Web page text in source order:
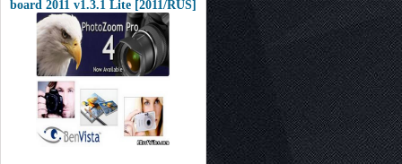
board 2011 v1.3.1 Lite [2011/RUS]